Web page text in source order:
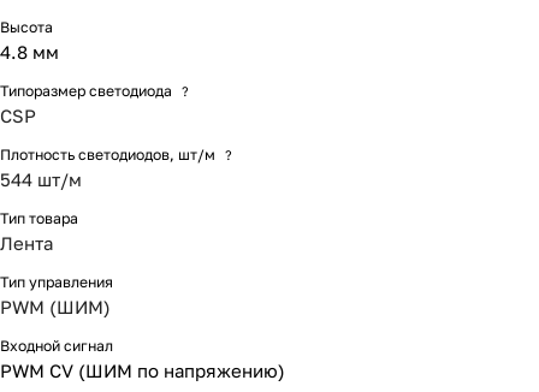
Высота
4.8 мм
Типоразмер светодиода ?
CSP
Плотность светодиодов, шт/м ?
544 шт/м
Тип товара
Лента
Тип управления
PWM (ШИМ)
Входной сигнал
PWM СV (ШИМ по напряжению)